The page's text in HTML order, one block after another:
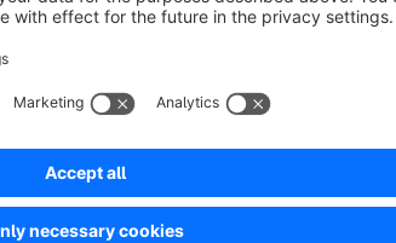
commits and ensures that the
It is the Client's responsibility if
is the Client’s responsibility and
for developing the technical
configuration of the channels.
powered by ChannelEngine